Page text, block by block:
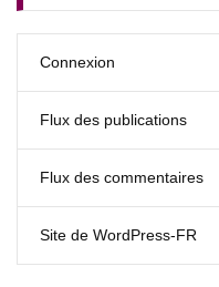
Connexion
Flux des publications
Flux des commentaires
Site de WordPress-FR